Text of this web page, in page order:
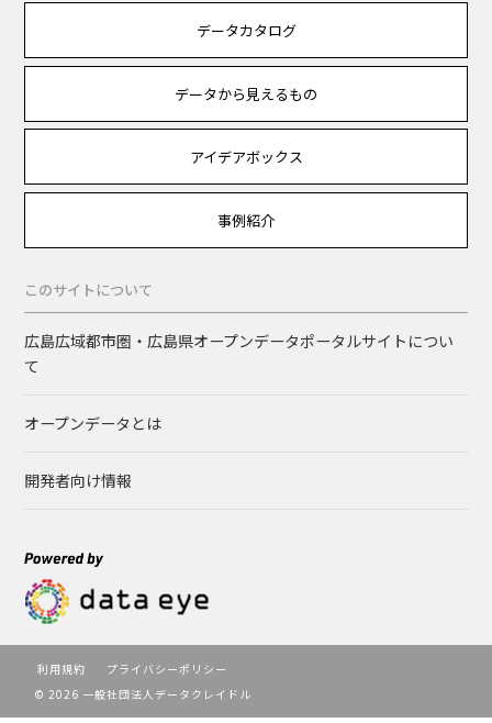
データカタログ
データから見えるもの
アイデアボックス
事例紹介
このサイトについて
広島広域都市圏・広島県オープンデータポータルサイトについ
て
オープンデータとは
開発者向け情報
利用規約
プライバシーポリシー
© 2026 一般社団法人データクレイドル